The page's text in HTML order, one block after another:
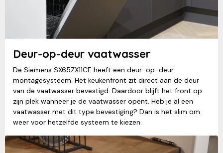
Deur-op-deur vaatwasser
De Siemens SX65ZX11CE heeft een deur-op-deur
montagesysteem. Het keukenfront zit direct aan de deur
van de vaatwasser bevestigd. Daardoor blijft het front op
zijn plek wanneer je de vaatwasser opent. Heb je al een
vaatwasser met dit type bevestiging? Dan is het slim om
weer voor hetzelfde systeem te kiezen.